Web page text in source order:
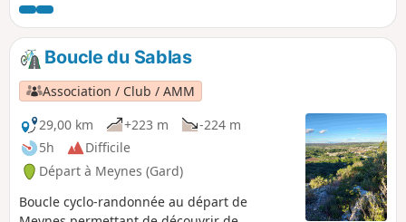
romains qui acheminaient l'eau jusqu'à
Nîmes en prolongement du Pont du
Gard.Boucle du Sablas
Association / Club / AMM
29,00 km
+223 m
-224 m
5h
Difficile
Départ à Meynes (Gard)
Boucle cyclo-randonnée au départ de